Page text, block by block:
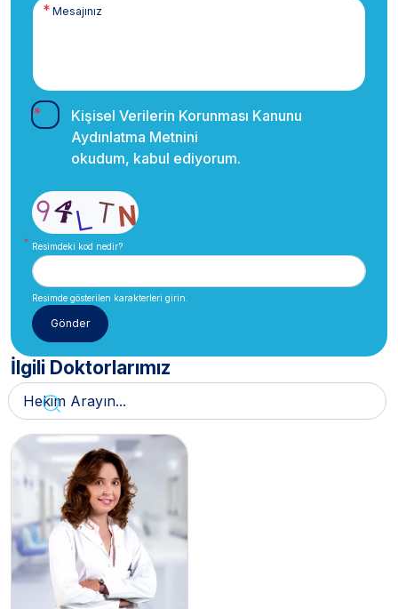
Kişisel Verilerin Korunması Kanunu
Aydınlatma Metnini
okudum, kabul ediyorum.
Resimdeki kod nedir?
Resimde gösterilen karakterleri girin.
İlgili Doktorlarımız